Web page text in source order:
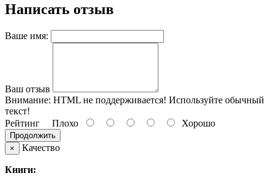
Написать отзыв
Ваше имя:
Ваш отзыв
Внимание: HTML не поддерживается! Используйте обычный
текст!
Рейтинг Плохо Хорошо
Продолжить
×
Качество
Книги: